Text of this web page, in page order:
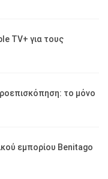
TV+ για τους
το μόνο
εμπορίου Benitago